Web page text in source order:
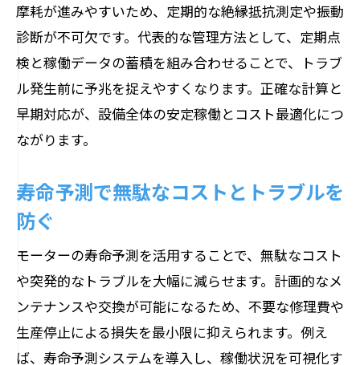
摩耗が進みやすいため、定期的な絶縁抵抗測定や振動
診断が不可欠です。代表的な管理方法として、定期点
検と稼働データの蓄積を組み合わせることで、トラブ
ル発生前に予兆を捉えやすくなります。正確な計算と
早期対応が、設備全体の安定稼働とコスト最適化につ
ながります。
寿命予測で無駄なコストとトラブルを
防ぐ
モーターの寿命予測を活用することで、無駄なコスト
や突発的なトラブルを大幅に減らせます。計画的なメ
ンテナンスや交換が可能になるため、不要な修理費や
生産停止による損失を最小限に抑えられます。例え
ば、寿命予測システムを導入し、稼働状況を可視化す